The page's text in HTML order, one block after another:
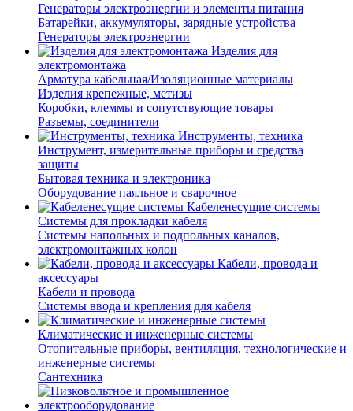
Генераторы электроэнергии и элементы питания
Батарейки, аккумуляторы, зарядные устройства
Генераторы электроэнергии
Изделия для
электромонтажа
Арматура кабельная/Изоляционные материалы
Изделия крепежные, метизы
Коробки, клеммы и сопутствующие товары
Разъемы, соединители
Инструменты, техника
Инструмент, измерительные приборы и средства
защиты
Бытовая техника и электроника
Оборудование паяльное и сварочное
Кабеленесущие системы
Системы для прокладки кабеля
Системы напольных и подпольных каналов,
электромонтажных колон
Кабели, провода и
аксессуары
Кабели и провода
Системы ввода и крепления для кабеля
Климатические и инженерные системы
Отопительные приборы, вентиляция, технологические и
инженерные системы
Сантехника